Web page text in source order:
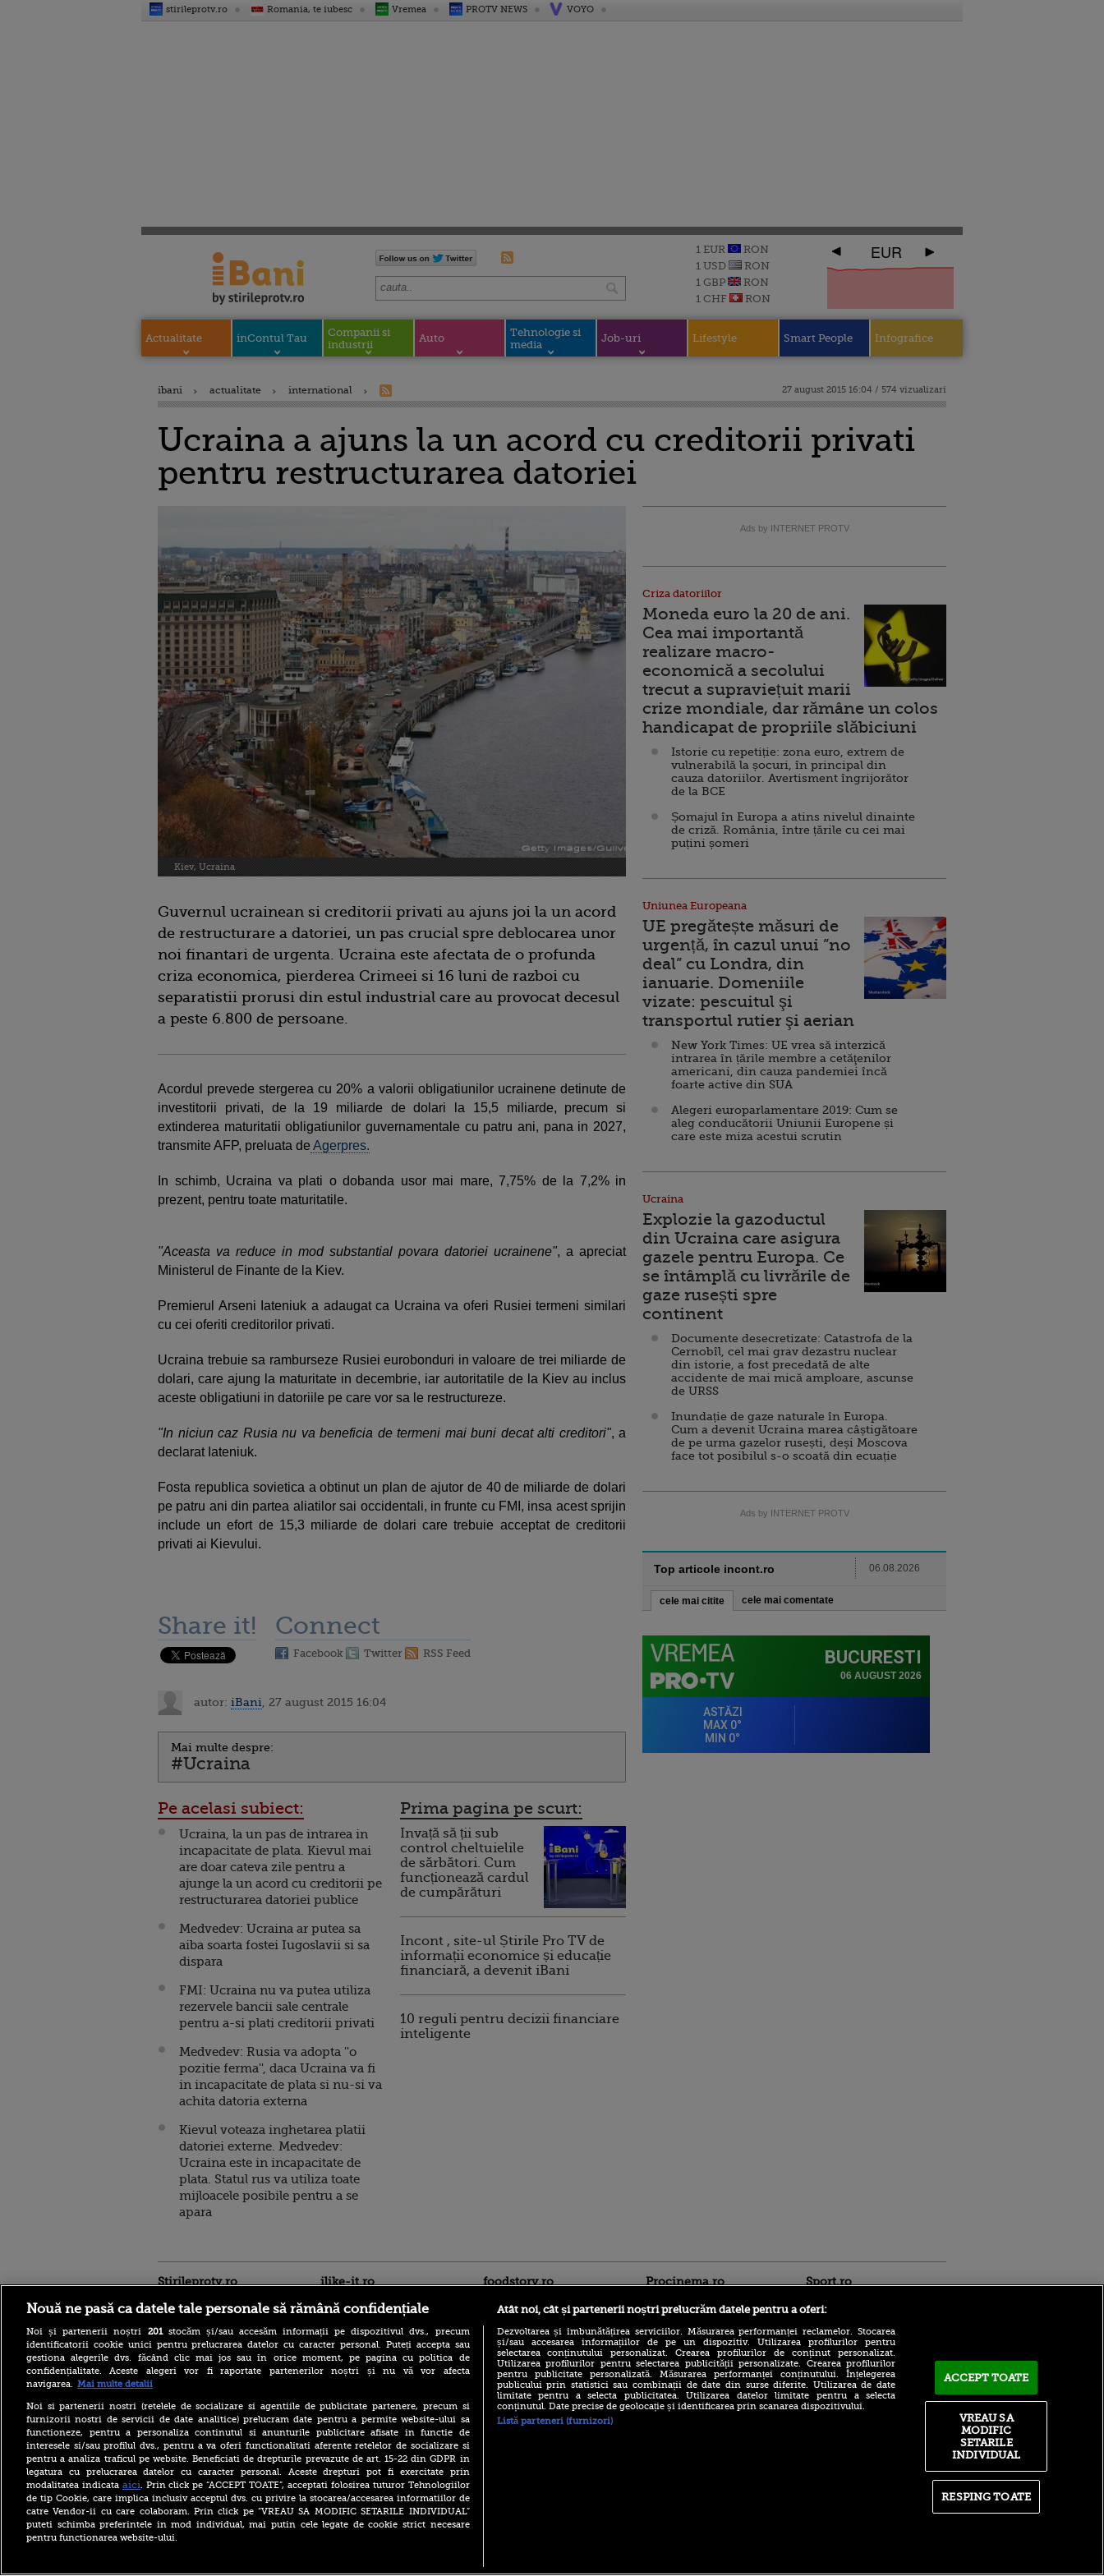
stirileprotv.ro Romania, te iubesc Vremea PROTV NEWS VOYO
1 EUR
RON
1 USD
RON
1 GBP
RON
1 CHF
RON
EUR
Actualitate inContul Tau
Companii si
industrii
Auto
Tehnologie si
media
Job-uri Lifestyle Smart People Infografice
ibani actualitate international 27 august 2015 16:04 / 574 vizualizari
Ucraina a ajuns la un acord cu creditorii privati
pentru restructurarea datoriei
Kiev, Ucraina
Guvernul ucrainean si creditorii privati au ajuns joi la un acord
de restructurare a datoriei, un pas crucial spre deblocarea unor
noi finantari de urgenta. Ucraina este afectata de o profunda
criza economica, pierderea Crimeei si 16 luni de razboi cu
separatistii prorusi din estul industrial care au provocat decesul
a peste 6.800 de persoane.
Acordul prevede stergerea cu 20% a valorii obligatiunilor ucrainene detinute de
investitorii privati, de la 19 miliarde de dolari la 15,5 miliarde, precum si
extinderea maturitatii obligatiunilor guvernamentale cu patru ani, pana in 2027,
transmite AFP, preluata de Agerpres.
In schimb, Ucraina va plati o dobanda usor mai mare, 7,75% de la 7,2% in
prezent, pentru toate maturitatile.
"Aceasta va reduce in mod substantial povara datoriei ucrainene", a apreciat
Ministerul de Finante de la Kiev.
Premierul Arseni Iateniuk a adaugat ca Ucraina va oferi Rusiei termeni similari
cu cei oferiti creditorilor privati.
Ucraina trebuie sa ramburseze Rusiei eurobonduri in valoare de trei miliarde de
dolari, care ajung la maturitate in decembrie, iar autoritatile de la Kiev au inclus
aceste obligatiuni in datoriile pe care vor sa le restructureze.
"In niciun caz Rusia nu va beneficia de termeni mai buni decat alti creditori", a
declarat Iateniuk.
Fosta republica sovietica a obtinut un plan de ajutor de 40 de miliarde de dolari
pe patru ani din partea aliatilor sai occidentali, in frunte cu FMI, insa acest sprijin
include un efort de 15,3 miliarde de dolari care trebuie acceptat de creditorii
privati ai Kievului.
Share it! Connect
Facebook Twitter RSS Feed
autor: iBani , 27 august 2015 16:04
Mai multe despre:
#Ucraina
Pe acelasi subiect:
Ucraina, la un pas de intrarea in
incapacitate de plata. Kievul mai
are doar cateva zile pentru a
ajunge la un acord cu creditorii pe
restructurarea datoriei publice
Medvedev: Ucraina ar putea sa
aiba soarta fostei Iugoslavii si sa
dispara
FMI: Ucraina nu va putea utiliza
rezervele bancii sale centrale
pentru a-si plati creditorii privati
Medvedev: Rusia va adopta ''o
pozitie ferma'', daca Ucraina va fi
in incapacitate de plata si nu-si va
achita datoria externa
Kievul voteaza inghetarea platii
datoriei externe. Medvedev:
Ucraina este in incapacitate de
plata. Statul rus va utiliza toate
mijloacele posibile pentru a se
apara
Prima pagina pe scurt:
Invață să ții sub
control cheltuielile
de sărbători. Cum
funcționează cardul
de cumpărături
Incont , site-ul Știrile Pro TV de
informații economice și educație
financiară, a devenit iBani
10 reguli pentru decizii financiare
inteligente
Ads by INTERNET PROTV
Criza datoriilor
Moneda euro la 20 de ani.
Cea mai importantă
realizare macro-
economică a secolului
trecut a supraviețuit marii
crize mondiale, dar rămâne un colos
handicapat de propriile slăbiciuni
Istorie cu repetiție: zona euro, extrem de
vulnerabilă la șocuri, în principal din
cauza datoriilor. Avertisment îngrijorător
de la BCE
Șomajul în Europa a atins nivelul dinainte
de criză. România, între țările cu cei mai
puțini șomeri
Uniunea Europeana
UE pregătește măsuri de
urgență, în cazul unui ”no
deal” cu Londra, din
ianuarie. Domeniile
vizate: pescuitul şi
transportul rutier şi aerian
New York Times: UE vrea să interzică
intrarea în țările membre a cetăţenilor
americani, din cauza pandemiei încă
foarte active din SUA
Alegeri europarlamentare 2019: Cum se
aleg conducătorii Uniunii Europene și
care este miza acestui scrutin
Ucraina
Explozie la gazoductul
din Ucraina care asigura
gazele pentru Europa. Ce
se întâmplă cu livrările de
gaze rusești spre
continent
Documente desecretizate: Catastrofa de la
Cernobîl, cel mai grav dezastru nuclear
din istorie, a fost precedată de alte
accidente de mai mică amploare, ascunse
de URSS
Inundație de gaze naturale în Europa.
Cum a devenit Ucraina marea câștigătoare
de pe urma gazelor rusești, deși Moscova
face tot posibilul s-o scoată din ecuație
Ads by INTERNET PROTV
Top articole incont.ro 06.08.2026
cele mai citite cele mai comentate
Stirileprotv.ro
Ţinta dronei găsite la
Leipzig, în Germania, era o
aeronavă ucraineană care
transporta muniţie
Societatea de Transport
București și-a cerut
insolvența. Solicitarea a fost
înregistrată la Tribunal
Trafic feroviar întrerupt,
miercuri după amiază, pe
ruta Roşiori Nord – Caracal,
ilike-it.ro foodstory.ro
(P) Descoperă Lumea
Evenimentelor din România
cu Transilvania Events!
Procinema.ro
Emoții intense pentru
Sport.ro
Răzvan Pleșca nu a menajat
ligile inferioare din
România: „E jale!”. Problema
identificată de eroul lui Gaz
E gata! Ferran Torres a decis
Nouă ne pasă ca datele tale personale să rămână confidențiale
Noi și partenerii noștri 201stocăm și/sau accesăm informații pe dispozitivul dvs., precum
identificatorii cookie unici pentru prelucrarea datelor cu caracter personal. Puteți accepta sau
gestiona alegerile dvs. făcând clic mai jos sau în orice moment, pe pagina cu politica de
confidențialitate. Aceste alegeri vor fi raportate partenerilor noștri și nu vă vor afecta
navigarea. Mai multe detalii
Noi si partenerii nostri (retelele de socializare si agentiile de publicitate partenere, precum si
furnizorii nostri de servicii de date analitice) prelucram date pentru a permite website-ului sa
functioneze, pentru a personaliza continutul si anunturile publicitare afisate in functie de
interesele si/sau profilul dvs., pentru a va oferi functionalitati aferente retelelor de socializare si
pentru a analiza traficul pe website. Beneficiati de drepturile prevazute de art. 15-22 din GDPR in
legatura cu prelucrarea datelor cu caracter personal. Aceste drepturi pot fi exercitate prin
modalitatea indicata aici. Prin click pe “ACCEPT TOATE”, acceptati folosirea tuturor Tehnologiilor
de tip Cookie, care implica inclusiv acceptul dvs. cu privire la stocarea/accesarea informatiilor de
catre Vendor-ii cu care colaboram. Prin click pe “VREAU SA MODIFIC SETARILE INDIVIDUAL”
puteti schimba preferintele in mod individual, mai putin cele legate de cookie strict necesare
pentru functionarea website-ului.
Atât noi, cât și partenerii noștri prelucrăm datele pentru a oferi:
Dezvoltarea și îmbunătățirea serviciilor. Măsurarea performanței reclamelor. Stocarea
și/sau accesarea informațiilor de pe un dispozitiv. Utilizarea profilurilor pentru
selectarea conținutului personalizat. Crearea profilurilor de conținut personalizat.
Utilizarea profilurilor pentru selectarea publicității personalizate. Crearea profilurilor
pentru publicitate personalizată. Măsurarea performanței conținutului. Înțelegerea
publicului prin statistici sau combinații de date din surse diferite. Utilizarea de date
limitate pentru a selecta publicitatea. Utilizarea datelor limitate pentru a selecta
conținutul. Date precise de geolocație și identificarea prin scanarea dispozitivului.
Listă parteneri (furnizori)
ACCEPT TOATE
RESPING TOATE
VREAU SA
MODIFIC
SETARILE
INDIVIDUAL